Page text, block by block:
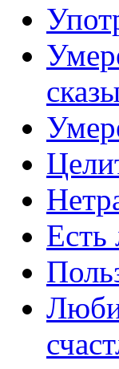
Есть